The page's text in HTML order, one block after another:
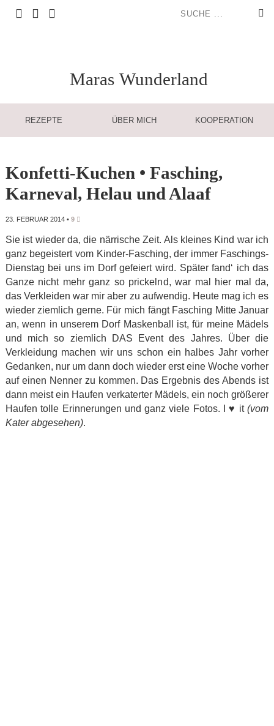
Maras Wunderland
REZEPTE ÜBER MICH KOOPERATION
Konfetti-Kuchen • Fasching,
Karneval, Helau und Alaaf
23. FEBRUAR 2014• 9
Sie ist wieder da, die närrische Zeit. Als kleines Kind war ich
ganz begeistert vom Kinder-Fasching, der immer Faschings-
Dienstag bei uns im Dorf gefeiert wird. Später fand‘ ich das
Ganze nicht mehr ganz so prickelnd, war mal hier mal da,
das Verkleiden war mir aber zu aufwendig. Heute mag ich es
wieder ziemlich gerne. Für mich fängt Fasching Mitte Januar
an, wenn in unserem Dorf Maskenball ist, für meine Mädels
und mich so ziemlich DAS Event des Jahres. Über die
Verkleidung machen wir uns schon ein halbes Jahr vorher
Gedanken, nur um dann doch wieder erst eine Woche vorher
auf einen Nenner zu kommen. Das Ergebnis des Abends ist
dann meist ein Haufen verkaterter Mädels, ein noch größerer
Haufen tolle Erinnerungen und ganz viele Fotos. I ♥ it(vom
Kater abgesehen).